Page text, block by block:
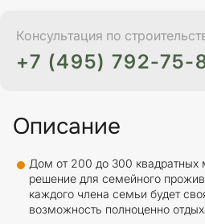
Консультация по
+7 (495) 792-75-
Описание
Дом от 200 до 300
решение для семейного
каждого члена семьи будет
возможность полноценно